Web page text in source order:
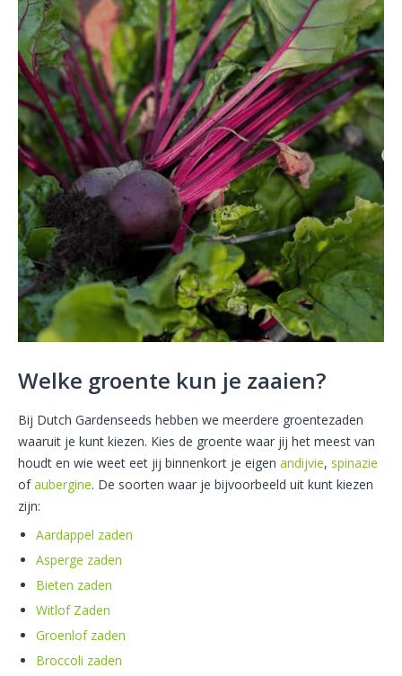
Welke groente kun je zaaien?
Bij Dutch Gardenseeds hebben we meerdere groentezaden
waaruit je kunt kiezen. Kies de groente waar jij het meest van
houdt en wie weet eet jij binnenkort je eigen andijvie, spinazie
ofaubergine. De soorten waar je bijvoorbeeld uit kunt kiezen
zijn:
Aardappel zaden
Asperge zaden
Bieten zaden
Witlof Zaden
Groenlof zaden
Broccoli zaden